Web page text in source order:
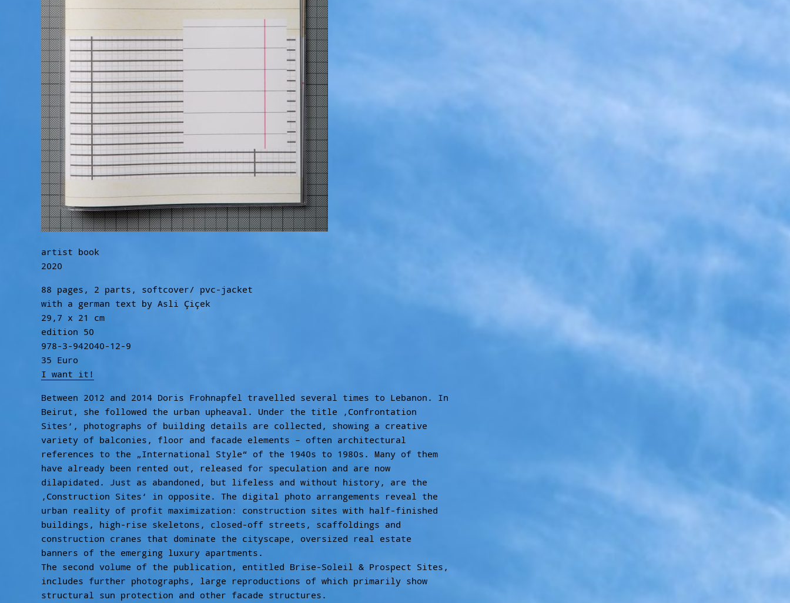
artist book
2020
88 pages, 2 parts, softcover/ pvc-jacket
with a german text by Asli Çiçek
29,7 x 21 cm
edition 50
978-3-942040-12-9
35 Euro
I want it!
Between 2012 and 2014 Doris Frohnapfel travelled several times to Lebanon. In
Beirut, she followed the urban upheaval. Under the title ‚Confrontation
Sites‘, photographs of building details are collected, showing a creative
variety of balconies, floor and facade elements – often architectural
references to the „International Style“ of the 1940s to 1980s. Many of them
have already been rented out, released for speculation and are now
dilapidated. Just as abandoned, but lifeless and without history, are the
‚Construction Sites‘ in opposite. The digital photo arrangements reveal the
urban reality of profit maximization: construction sites with half-finished
buildings, high-rise skeletons, closed-off streets, scaffoldings and
construction cranes that dominate the cityscape, oversized real estate
banners of the emerging luxury apartments.
The second volume of the publication, entitled Brise-Soleil & Prospect Sites,
includes further photographs, large reproductions of which primarily show
structural sun protection and other facade structures.